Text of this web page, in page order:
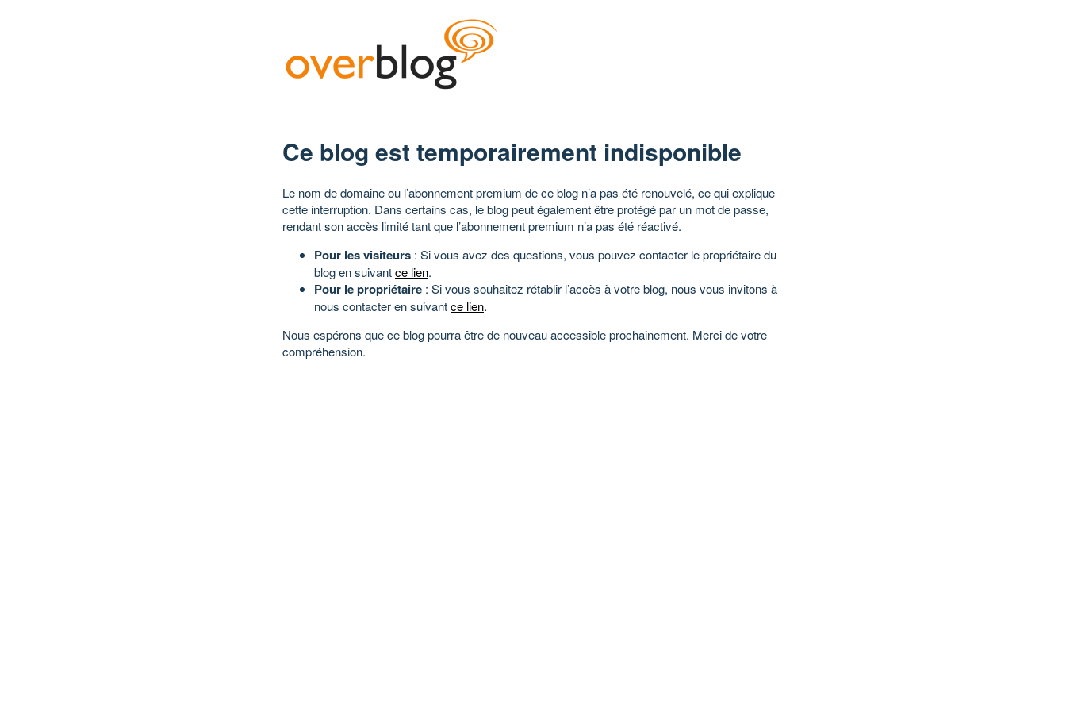
Ce blog est temporairement indisponible
Le nom de domaine ou l’abonnement premium de ce blog n’a pas été renouvelé, ce qui explique
cette interruption. Dans certains cas, le blog peut également être protégé par un mot de passe,
rendant son accès limité tant que l’abonnement premium n’a pas été réactivé.
Pour les visiteurs : Si vous avez des questions, vous pouvez contacter le propriétaire du
blog en suivantce lien.
Pour le propriétaire : Si vous souhaitez rétablir l’accès à votre blog, nous vous invitons à
nous contacter en suivantce lien.
Nous espérons que ce blog pourra être de nouveau accessible prochainement. Merci de votre
compréhension.